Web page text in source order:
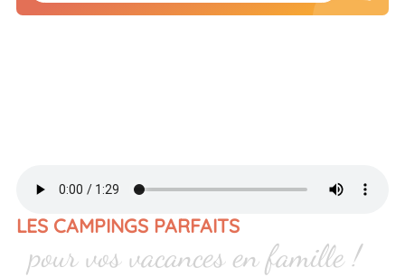
LES CAMPINGS PARFAITS
pour vos vacances en famille !